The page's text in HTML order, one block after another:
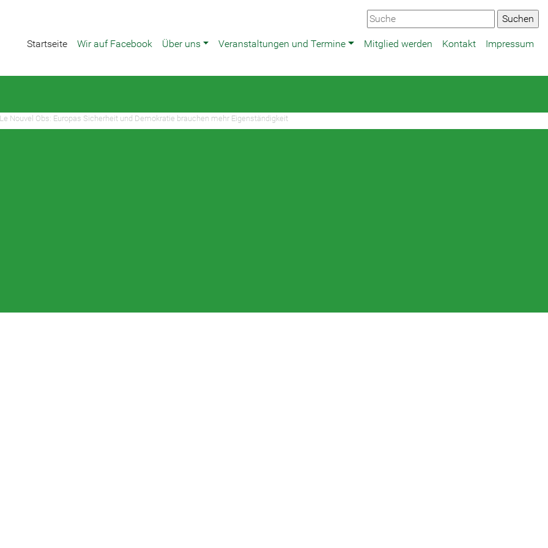
Startseite Wir auf Facebook Über uns Veranstaltungen und Termine Mitglied werden Kontakt Impressum
Nouvel Obs: Europas Sicherheit und Demokratie brauchen mehr Eigenständigkeit